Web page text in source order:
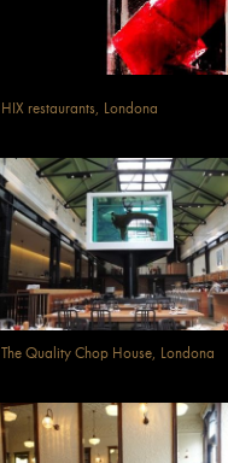
HIX restaurants, Londona
The Quality Chop House, Londona